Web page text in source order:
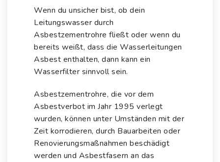
Wenn du unsicher bist, ob dein
Leitungswasser durch
Asbestzementrohre fließt oder wenn du
bereits weißt, dass die Wasserleitungen
Asbest enthalten, dann kann ein
Wasserfilter sinnvoll sein.
Asbestzementrohre, die vor dem
Asbestverbot im Jahr 1995 verlegt
wurden, können unter Umständen mit der
Zeit korrodieren, durch Bauarbeiten oder
Renovierungsmaßnahmen beschädigt
werden und Asbestfasern an das